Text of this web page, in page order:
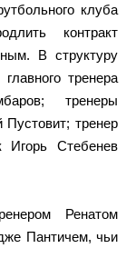
клуба
контракт
В структуру
тренера
тренеры
тренер
Игорь Стебенев
Ренатом
Пантичем, чьи